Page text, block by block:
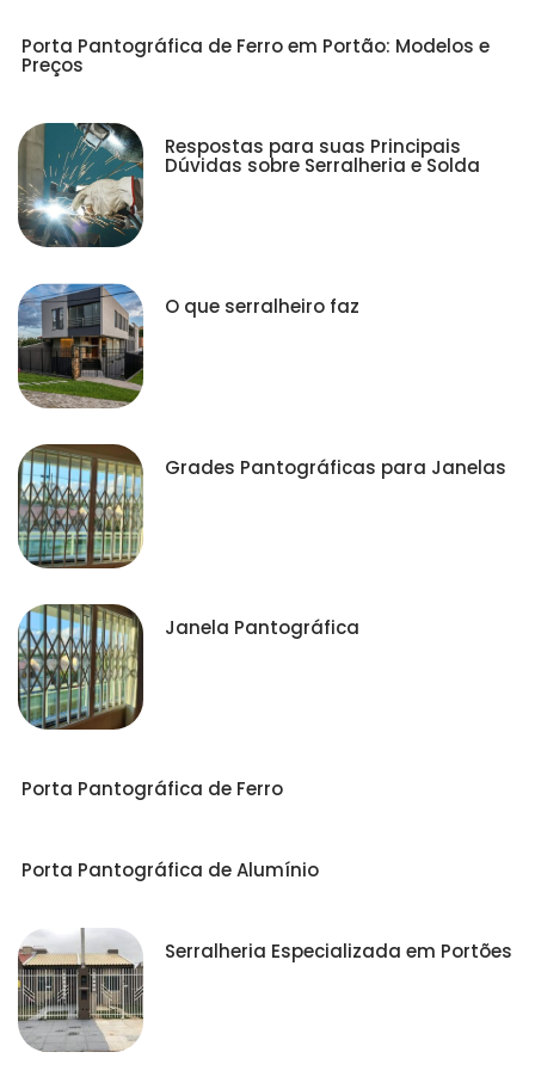
Porta Pantográfica de Ferro em Portão: Modelos e
Preços
Respostas para suas Principais
Dúvidas sobre Serralheria e Solda
O que serralheiro faz
Grades Pantográficas para Janelas
Janela Pantográfica
Porta Pantográfica de Ferro
Porta Pantográfica de Alumínio
Serralheria Especializada em Portões